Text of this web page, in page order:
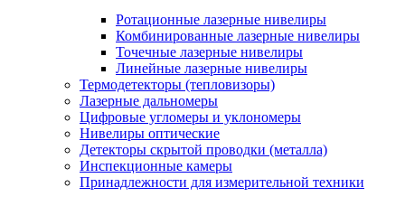
Ротационные лазерные нивелиры
Комбинированные лазерные нивелиры
Точечные лазерные нивелиры
Линейные лазерные нивелиры
Термодетекторы (тепловизоры)
Лазерные дальномеры
Цифровые угломеры и уклономеры
Нивелиры оптические
Детекторы скрытой проводки (металла)
Инспекционные камеры
Принадлежности для измерительной техники